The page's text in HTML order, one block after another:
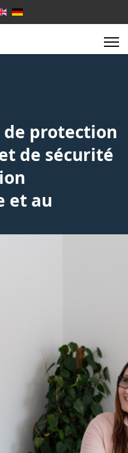
votre langue
protection
de sécurité
et au